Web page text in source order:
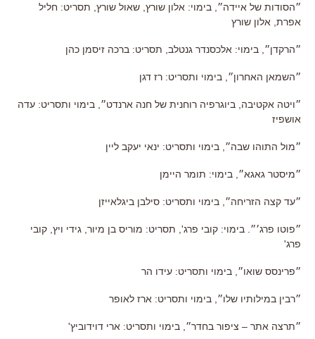
״הסודות של איידה״, בימוי: אלון שורץ, שאול שורץ, תסריט: חליל
אפרת, אלון שורץ
״הרקדן״, בימוי: אלכסנדר גנטלב, תסריט: ברכה זיסמן כהן
״השמאן האחרון״, בימוי ותסריט: רז דגן
״ויטה אקטיבה, ביוגרפיה רוחנית של חנה ארנדט״, בימוי ותסריט: עדה
אושפיז
״מול התוהו שבה״, בימוי ותסריט: ינאי יעקב ליין
״מיסטר גאגא״, בימוי: תומר היימן
״עד קצה הזריחה״, בימוי ותסריט: סילבן ביגלאייזן
״פוטו פרג׳״. בימוי: קובי פרג', תסריט: מוריס בן מיור, גידי ויץ, קובי
פרג'
״פרינסס שואו״, בימוי ותסריט: עידו הר
״רבין במילותיו שלו״, בימוי ותסריט: ארז לאופר
״תרצה אתר – ציפור בחדר״, בימוי ותסריט: ארי דוידוביץ'